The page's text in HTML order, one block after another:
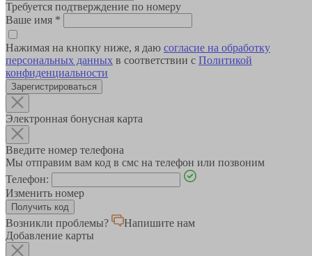
Требуется подтверждение по номеру
Ваше имя *
Нажимая на кнопку ниже, я даю согласие на обработку
персональных данных в соответствии с Политикой
конфиденциальности
Зарегистрироваться
Электронная бонусная карта
Введите номер телефона
Мы отправим вам код в смс на телефон или позвоним
Телефон:
Изменить номер
Возникли проблемы?
Напишите нам
Добавление карты